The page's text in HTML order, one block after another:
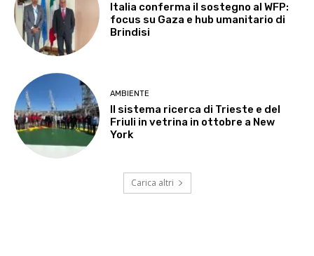
Italia conferma il sostegno al WFP:
focus su Gaza e hub umanitario di
Brindisi
AMBIENTE
Il sistema ricerca di Trieste e del
Friuli in vetrina in ottobre a New
York
Carica altri